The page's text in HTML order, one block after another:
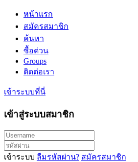
หน้าแรก
สมัครสมาชิก
ค้นหา
ซื้อด่วน
Groups
ติดต่อเรา
เข้าระบบที่นี่
เข้าสู่ระบบสมาชิก
เข้าระบบ ลืมรหัสผ่าน? สมัครสมาชิก